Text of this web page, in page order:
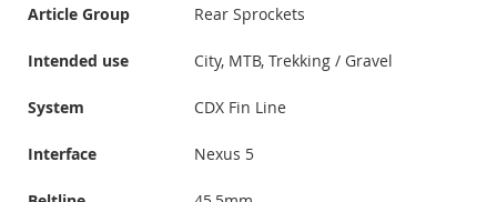
Article Group Rear Sprockets
Intended use City, MTB, Trekking / Gravel
System CDX Fin Line
Interface Nexus 5